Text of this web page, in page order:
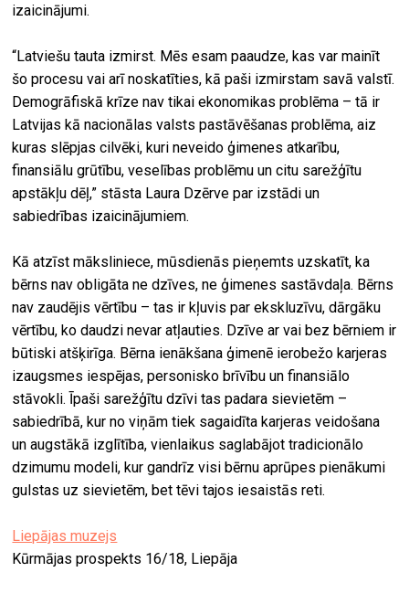
izaicinājumi.
“Latviešu tauta izmirst. Mēs esam paaudze, kas var mainīt
šo procesu vai arī noskatīties, kā paši izmirstam savā valstī.
Demogrāfiskā krīze nav tikai ekonomikas problēma – tā ir
Latvijas kā nacionālas valsts pastāvēšanas problēma, aiz
kuras slēpjas cilvēki, kuri neveido ģimenes atkarību,
finansiālu grūtību, veselības problēmu un citu sarežģītu
apstākļu dēļ,” stāsta Laura Dzērve par izstādi un
sabiedrības izaicinājumiem.
Kā atzīst māksliniece, mūsdienās pieņemts uzskatīt, ka
bērns nav obligāta ne dzīves, ne ģimenes sastāvdaļa. Bērns
nav zaudējis vērtību – tas ir kļuvis par ekskluzīvu, dārgāku
vērtību, ko daudzi nevar atļauties. Dzīve ar vai bez bērniem ir
būtiski atšķirīga. Bērna ienākšana ģimenē ierobežo karjeras
izaugsmes iespējas, personisko brīvību un finansiālo
stāvokli. Īpaši sarežģītu dzīvi tas padara sievietēm –
sabiedrībā, kur no viņām tiek sagaidīta karjeras veidošana
un augstākā izglītība, vienlaikus saglabājot tradicionālo
dzimumu modeli, kur gandrīz visi bērnu aprūpes pienākumi
gulstas uz sievietēm, bet tēvi tajos iesaistās reti.
Liepājas muzejs
Kūrmājas prospekts 16/18, Liepāja